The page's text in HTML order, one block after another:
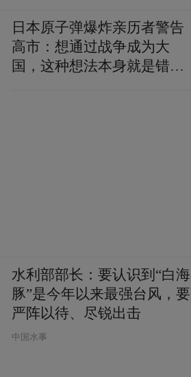
日本原子弹爆炸亲历者警告
高市：想通过战争成为大
国，这种想法本身就是错误
水利部部长：要认识到“白海
豚”是今年以来最强台风，要
严阵以待、尽锐出击
中国水事